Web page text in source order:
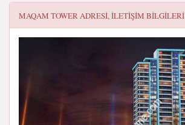
MAQAM TOWERADRESI, ILETIŞIM BILGILERI